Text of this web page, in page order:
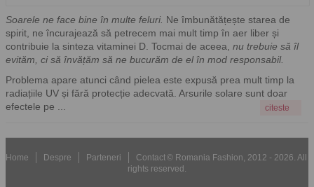
Soarele ne face bine în multe feluri. Ne îmbunătățește starea de
spirit, ne încurajează să petrecem mai mult timp în aer liber și
contribuie la sinteza vitaminei D. Tocmai de aceea, nu trebuie să îl
evităm, ci să învățăm să ne bucurăm de el în mod responsabil.
Problema apare atunci când pielea este expusă prea mult timp la
radiațiile UV și fără protecție adecvată. Arsurile solare sunt doar
efectele pe ...
citeste
Home Despre Parteneri Contact© Romania Fashion, 2012 - 2026. All
rights reserved.